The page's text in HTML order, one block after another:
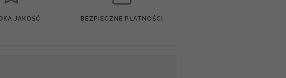
JAKOŚĆ BEZPIECZNE PŁATNOŚCI